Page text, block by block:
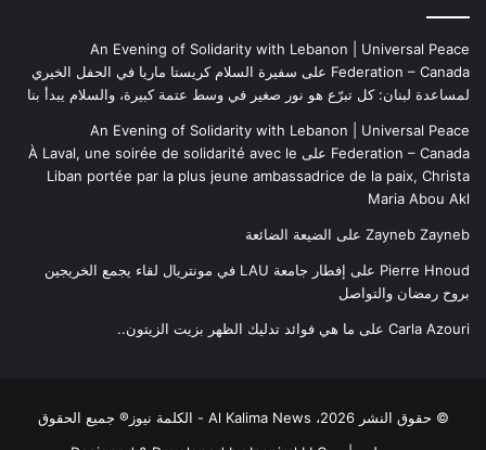
An Evening of Solidarity with Lebanon | Universal Peace
Federation – Canada على سفيرة السلام كريستا ماريا في الحفل الخيري
لمساعدة لبنان: كل تبرّع هو نور صغير في وسط عتمة كبيرة، والسلام يبدأ بنا
An Evening of Solidarity with Lebanon | Universal Peace
Federation – Canada على À Laval, une soirée de solidarité avec le
Liban portée par la plus jeune ambassadrice de la paix, Christa
Maria Abou Akl
Zayneb Zayneb على الضيعة الضائعة
Pierre Hnoud على
إفطار جامعة LAU في مونتريال لقاء يجمع الخريجين
بروح رمضان والتواصل
Carla Azouri على ما هي فوائد تدليك الظهر بزيت الزيتون..
© حقوق النشر 2026، Al Kalima News - الكلمة نيوز® جميع الحقوق